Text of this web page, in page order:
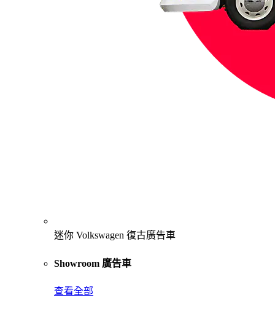
迷你 Volkswagen 復古廣告車
Showroom 廣告車
查看全部